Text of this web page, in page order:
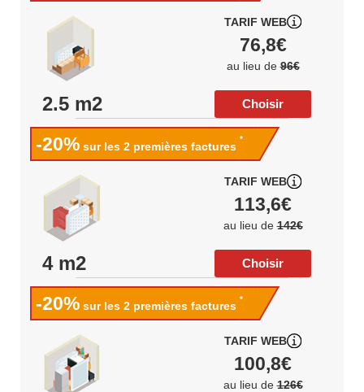
2.5 m2
TARIF WEB
76,8€
au lieu de96€
Choisir
-20% sur les 2 premières factures
*
4 m2
TARIF WEB
113,6€
au lieu de142€
Choisir
-20% sur les 2 premières factures
*
TARIF WEB
100,8€
au lieu de126€